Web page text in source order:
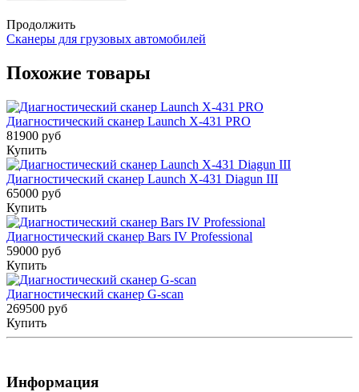
Продолжить
Сканеры для грузовых автомобилей
Похожие товары
Диагностический сканер Launch X-431 PRO
81900 руб
Купить
Диагностический сканер Launch X-431 Diagun III
65000 руб
Купить
Диагностический сканер Bars IV Professional
59000 руб
Купить
Диагностический сканер G-scan
269500 руб
Купить
Информация